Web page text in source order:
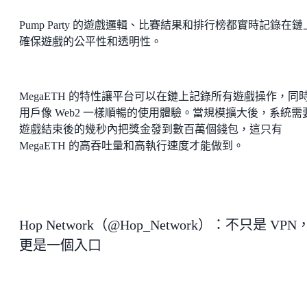
Pump Party 的遊戲邏輯、比賽結果和排行榜都實時記錄在鏈
確保遊戲的公平性和透明性。
MegaETH 的特性讓平台可以在鏈上記錄所有遊戲操作，同
用戶像 Web2 一樣順暢的使用體驗。當規模擴大後，系統需
遊戲結束後的幾秒內把獎金發到數百萬個錢包，這只有
MegaETH 的高吞吐量和高執行速度才能做到。
Hop Network（@Hop_Network）：不只是 VPN
更是一個入口